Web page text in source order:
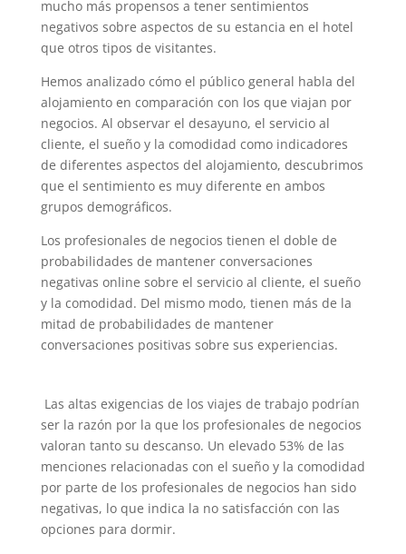
mucho más propensos a tener sentimientos
negativos sobre aspectos de su estancia en el hotel
que otros tipos de visitantes.
Hemos analizado cómo el público general habla del
alojamiento en comparación con los que viajan por
negocios. Al observar el desayuno, el servicio al
cliente, el sueño y la comodidad como indicadores
de diferentes aspectos del alojamiento, descubrimos
que el sentimiento es muy diferente en ambos
grupos demográficos.
Los profesionales de negocios tienen el doble de
probabilidades de mantener conversaciones
negativas online sobre el servicio al cliente, el sueño
y la comodidad. Del mismo modo, tienen más de la
mitad de probabilidades de mantener
conversaciones positivas sobre sus experiencias.
Las altas exigencias de los viajes de trabajo podrían
ser la razón por la que los profesionales de negocios
valoran tanto su descanso. Un elevado 53% de las
menciones relacionadas con el sueño y la comodidad
por parte de los profesionales de negocios han sido
negativas, lo que indica la no satisfacción con las
opciones para dormir.